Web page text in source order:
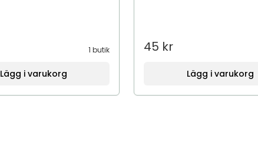
1 butik
Lägg i varukorg
45 kr
Lägg i varukorg